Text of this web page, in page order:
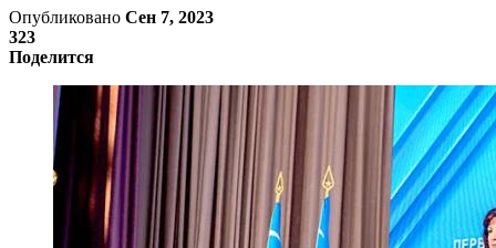
Опубликовано Сен 7, 2023
323
Поделится